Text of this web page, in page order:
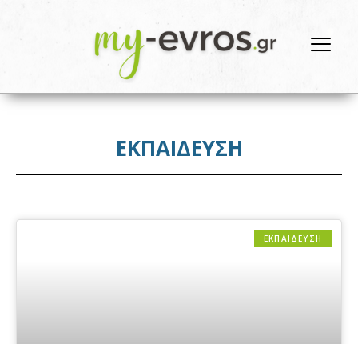
ΕΚΠΑΙΔΕΥΣΗ
ΕΚΠΑΙΔΕΥΣΗ